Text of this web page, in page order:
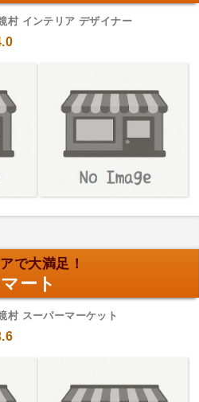
村 インテリア デザイナー
で大満足！
ート
村 スーパーマーケット